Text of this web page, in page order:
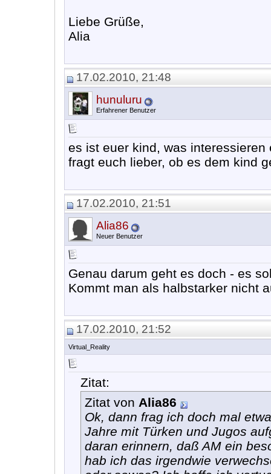
Liebe Grüße,
Alia
17.02.2010, 21:48
hunuluru
Erfahrener Benutzer
es ist euer kind, was interessieren
fragt euch lieber, ob es dem kind
17.02.2010, 21:51
Alia86
Neuer Benutzer
Genau darum geht es doch - es
Kommt man als halbstarker nicht
17.02.2010, 21:52
Virtual_Reality
Zitat:
Zitat von Alia86
Ok, dann frag ich doch mal
Jahre mit Türken und Jugos
daran erinnern, daß AM ein
hab ich das irgendwie